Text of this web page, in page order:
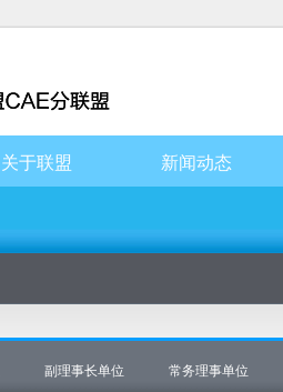
关于联盟 新闻动态
副理事长单位 常务理事单位